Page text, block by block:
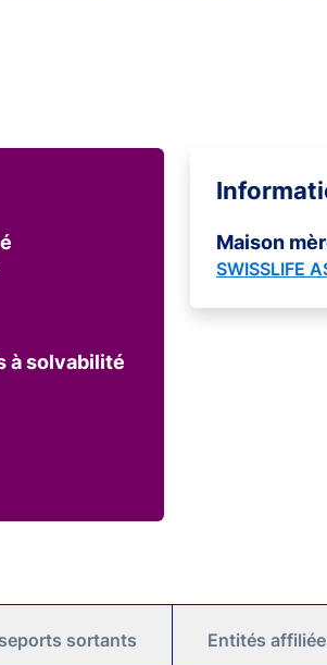
à solvabilité
Maison
SWISSLIFE
sortants Entités